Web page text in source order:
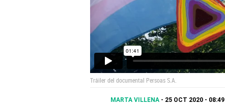
Tráiler del documental Persoas S.A.
MARTA VILLENA 25 OCT 2020 - 08:49